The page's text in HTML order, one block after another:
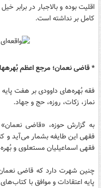
اقلیت بوده و بالاجبار در
کامل بر نداشته است.
* قاضی نعمان؛ مرجع اعظم بُهره‎ها و شیعه‏ای اثنی عشری
فقه بُهره‌های داوودی بر هفت
نماز، زکات، روزه، حج و جهاد.
فقهی این طایفه بشمار می‌آید و
فقهی اسماعیلیان مستعلوی و
چنین شهرت دارد که قاضی
پایه اعتقادات و موافق با